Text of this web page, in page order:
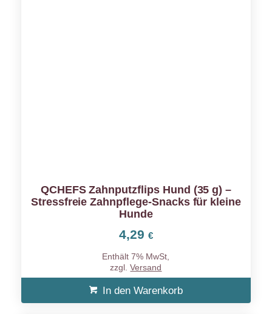
QCHEFS Zahnputzflips Hund (35 g) –
Stressfreie Zahnpflege-Snacks für kleine
Hunde
4,29 €
Enthält 7% MwSt,
zzgl.Versand
In den Warenkorb